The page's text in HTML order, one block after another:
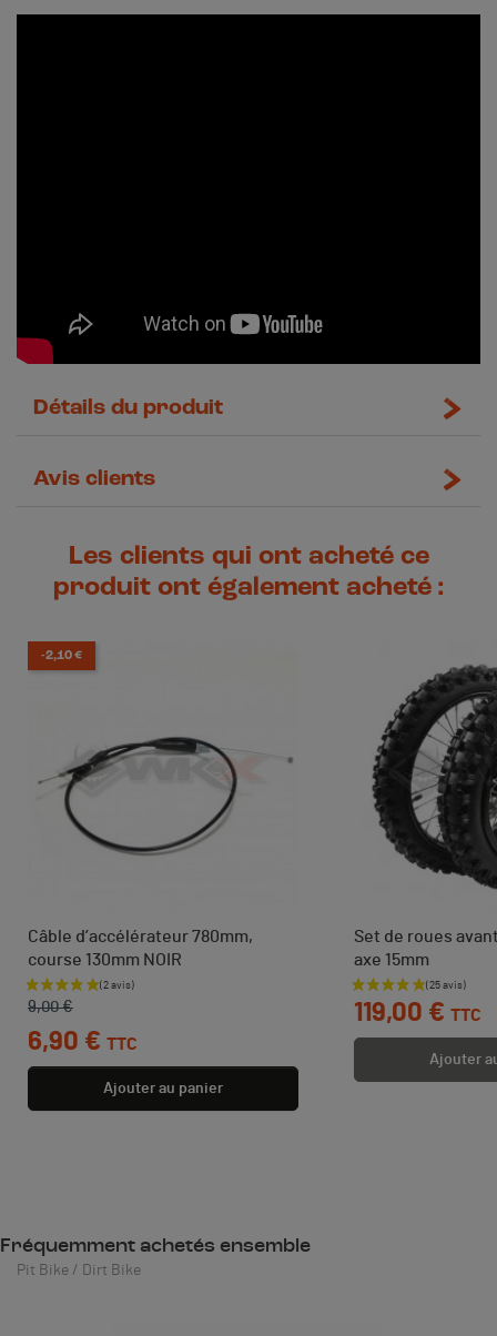
Détails du produit
Avis clients
Les clients qui ont acheté ce
produit ont également acheté :
-2,10 €
Câble d’accélérateur 780mm,
course 130mm NOIR
Prix de base
9,00 €
Prix
6,90 € TTC
Ajouter au panier
Set de roues
axe 15mm
Prix
119,00 € TTC
Ajouter
Fréquemment achetés ensemble
Pit Bike / Dirt Bike